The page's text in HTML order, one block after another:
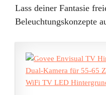
Lass deiner Fantasie
Beleuchtungskonzepte